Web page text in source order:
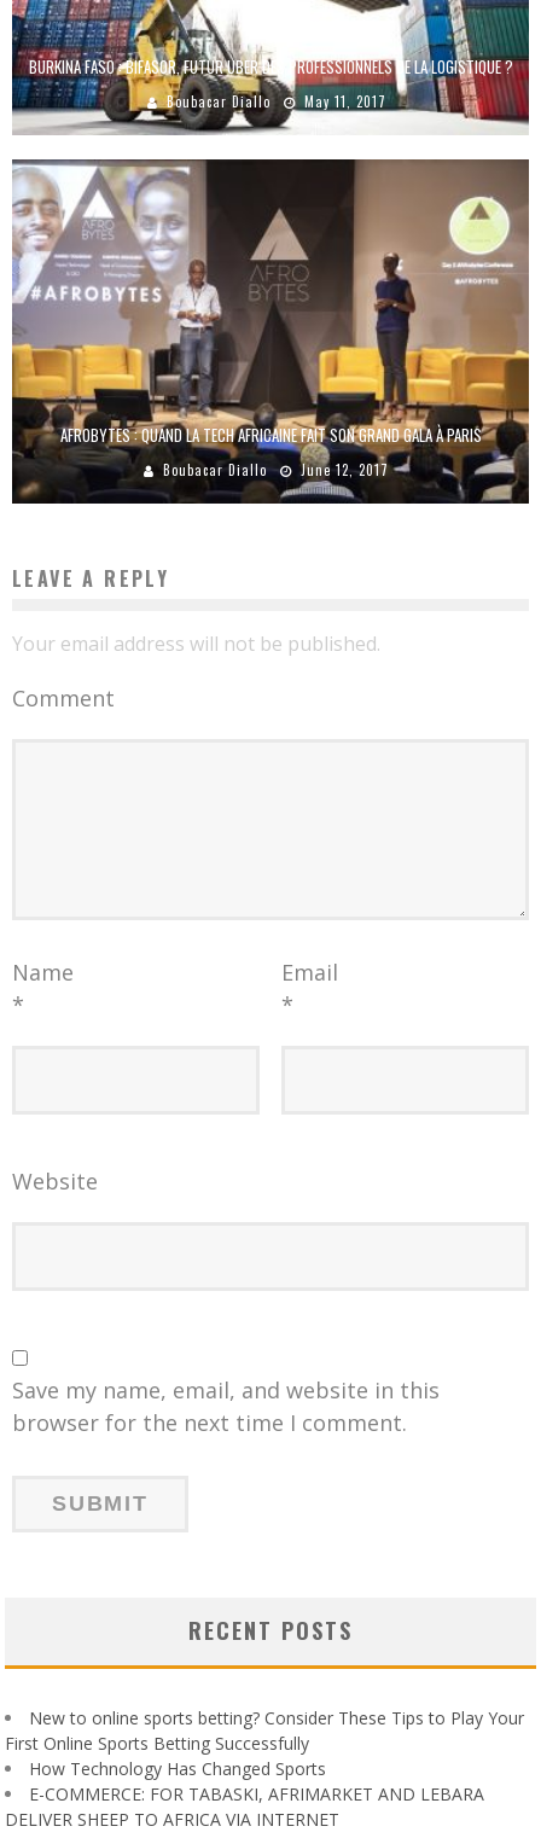
BURKINA FASO : BIFASOR, FUTUR UBER DES PROFESSIONNELS DE LA LOGISTIQUE ?
Boubacar Diallo May 11, 2017
AFROBYTES : QUAND LA TECH AFRICAINE FAIT SON GRAND GALA À PARIS
Boubacar Diallo June 12, 2017
LEAVE A REPLY
Your email address will not be published.
Comment
Name
*
Email
*
Website
Save my name, email, and website in this
browser for the next time I comment.
RECENT POSTS
New to online sports betting? Consider These Tips to Play Your
First Online Sports Betting Successfully
How Technology Has Changed Sports
E-COMMERCE: FOR TABASKI, AFRIMARKET AND LEBARA
DELIVER SHEEP TO AFRICA VIA INTERNET